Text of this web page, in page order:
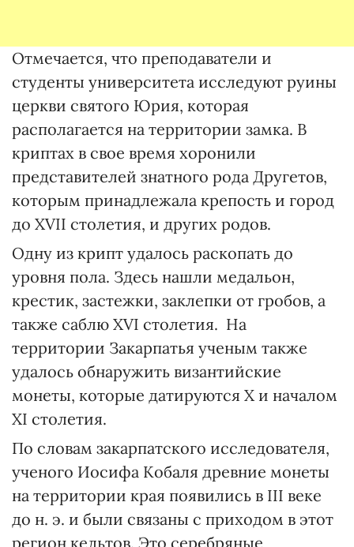
Отмечается, что преподаватели и
студенты университета исследуют руины
церкви святого Юрия, которая
располагается на территории замка. В
криптах в свое время хоронили
представителей знатного рода Другетов,
которым принадлежала крепость и город
до XVII столетия, и других родов.
Одну из крипт удалось раскопать до
уровня пола. Здесь нашли медальон,
крестик, застежки, заклепки от гробов, а
также саблю XVI столетия. На
территории Закарпатья ученым также
удалось обнаружить византийские
монеты, которые датируются X и началом
XI столетия.
По словам закарпатского исследователя,
ученого Иосифа Кобаля древние монеты
на территории края появились в III веке
до н. э. и были связаны с приходом в этот
регион кельтов. Это серебряные